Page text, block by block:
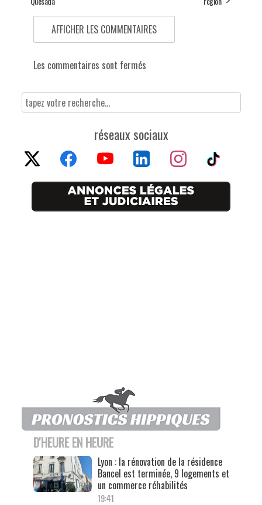
AFFICHER LES COMMENTAIRES
Les commentaires sont fermés
réseaux sociaux
D'HEURE EN HEURE
Lyon : la rénovation de la résidence
Bancel est terminée, 9 logements et
un commerce réhabilités
19:41